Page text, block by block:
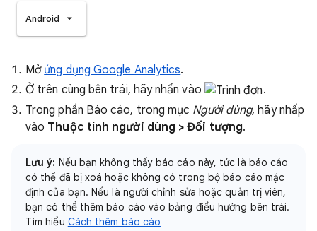
Android
Mở ứng dụng Google Analytics.
Ở trên cùng bên trái, hãy nhấn vào
.
Trong phần Báo cáo, trong mục Người dùng, hãy nhấp
vào Thuộc tính người dùng > Đối tượng.
Lưu ý: Nếu bạn không thấy báo cáo này, tức là báo cáo
có thể đã bị xoá hoặc không có trong bộ báo cáo mặc
định của bạn. Nếu là người chỉnh sửa hoặc quản trị viên,
bạn có thể thêm báo cáo vào bảng điều hướng bên trái.
Tìm hiểu Cách thêm báo cáo